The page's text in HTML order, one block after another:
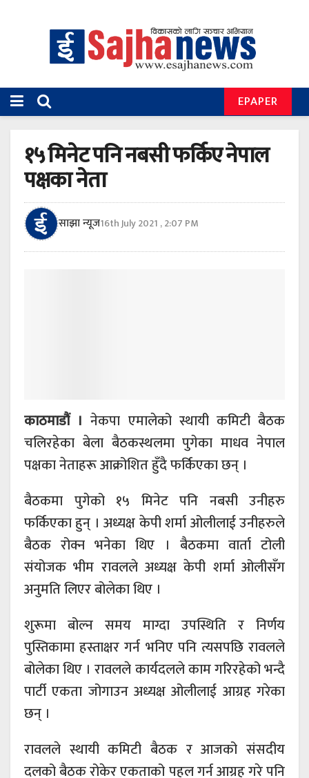
EPAPER
१५ मिनेट पनि नबसी फर्किए नेपाल
पक्षका नेता
साझा न्यूज16th July 2021 , 2:07 PM
काठमाडौं । नेकपा एमालेको स्थायी कमिटी बैठक
चलिरहेका बेला बैठकस्थलमा पुगेका माधव नेपाल
पक्षका नेताहरू आक्रोशित हुँदै फर्किएका छन् ।
बैठकमा पुगेको १५ मिनेट पनि नबसी उनीहरु
फर्किएका हुन् । अध्यक्ष केपी शर्मा ओलीलाई उनीहरुले
बैठक रोक्न भनेका थिए । बैठकमा वार्ता टोली
संयोजक भीम रावलले अध्यक्ष केपी शर्मा ओलीसँग
अनुमति लिएर बोलेका थिए ।
शुरूमा बोल्न समय माग्दा उपस्थिति र निर्णय
पुस्तिकामा हस्ताक्षर गर्न भनिए पनि त्यसपछि रावलले
बोलेका थिए । रावलले कार्यदलले काम गरिरहेको भन्दै
पार्टी एकता जोगाउन अध्यक्ष ओलीलाई आग्रह गरेका
छन् ।
रावलले स्थायी कमिटी बैठक र आजको संसदीय
दलको बैठक रोकेर एकताको पहल गर्न आग्रह गरे पनि